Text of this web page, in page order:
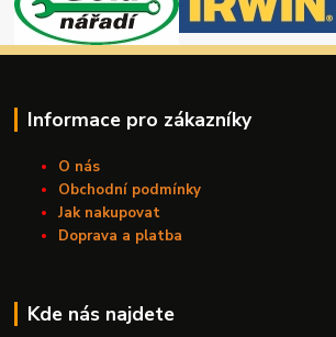
Informace pro zákazníky
O nás
Obchodní podmínky
Jak nakupovat
Doprava a platba
Kde nás najdete